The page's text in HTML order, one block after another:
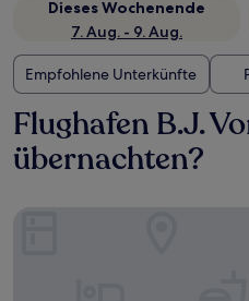
Dieses Wochenende
7. Aug. - 9. Aug.
Empfohlene Unterkünfte
Flughafen B.J.
übernachten?